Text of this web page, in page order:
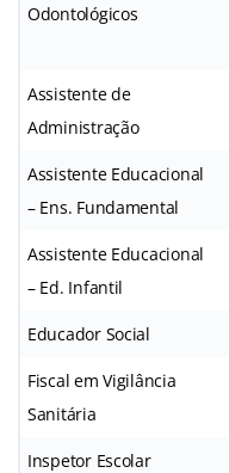
Odontológicos
Assistente de
Administração
Assistente Educacional
– Ens. Fundamental
Assistente Educacional
– Ed. Infantil
Educador Social
Fiscal em Vigilância
Sanitária
Inspetor Escolar